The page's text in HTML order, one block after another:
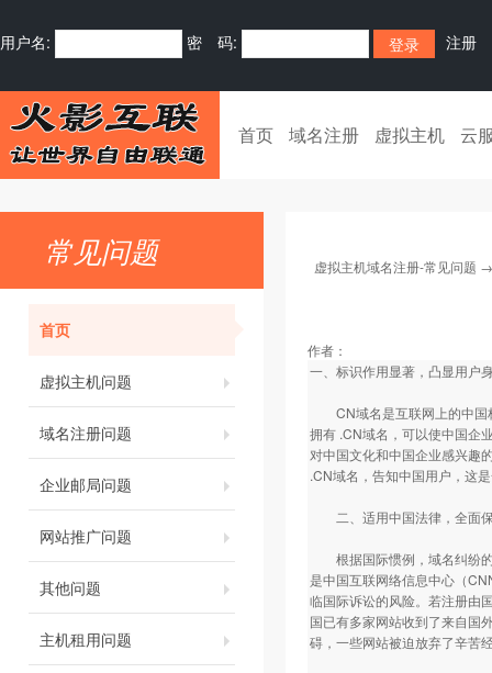
用户名: 密 码: 注册
首页 域名注册 虚拟主机 云
常见问题
首页
虚拟主机问题
域名注册问题
企业邮局问题
网站推广问题
其他问题
主机租用问题
虚拟主机域名注册-常见问题
作者：
一、标识作用显著，凸显用户
CN域名是互联网上的中国
拥有 .CN域名，可以使中国企
对中国文化和中国企业感兴趣
.CN域名，告知中国用户，这
二、适用中国法律，全面
根据国际惯例，域名纠纷的
是中国互联网络信息中心（
临国际诉讼的风险。若注册由
国已有多家网站收到了来自国
碍，一些网站被迫放弃了辛苦